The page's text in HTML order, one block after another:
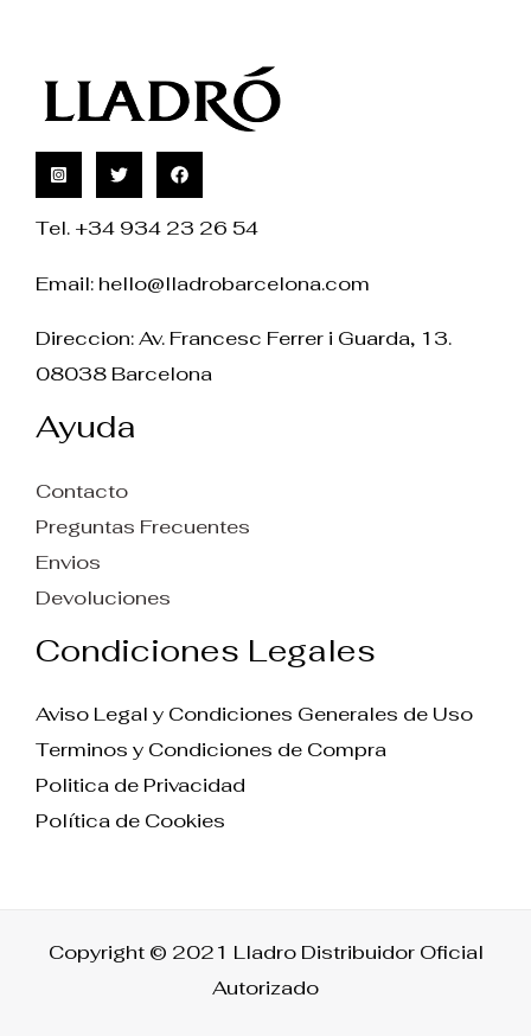
Tel. +34 934 23 26 54
Email: hello@lladrobarcelona.com
Direccion: Av. Francesc Ferrer i Guarda, 13.
08038 Barcelona
Ayuda
Contacto
Preguntas Frecuentes
Envios
Devoluciones
Condiciones Legales
Aviso Legal y Condiciones Generales de Uso
Terminos y Condiciones de Compra
Politica de Privacidad
Política de Cookies
Copyright © 2021 Lladro Distribuidor Oficial
Autorizado